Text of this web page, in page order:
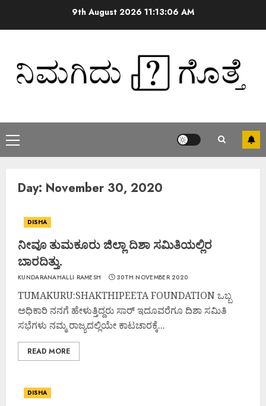
9th August 2026 11:13:06 AM
Day: November 30, 2020
DISHA
ನೀವೂ ತುಮಕೂರು ಜಿಲ್ಲಾ ದಿಶಾ ಸಮಿತಿಯಲ್ಲಿರ
ಬಾರದಿತ್ತು.
KUNDARANAHALLI RAMESH 30TH NOVEMBER 2020
TUMAKURU:SHAKTHIPEETA FOUNDATION ಒಬ್ಬ
ಅಧಿಕಾರಿ ನನಗೆ ಹೇಳುತ್ತಿದ್ದರು ಸಾರ್ ಇದೂವರೆಗೂ ದಿಶಾ ಸಮಿತಿ
ಸಭೆಗಳು ನಮ್ಮ ರಾಜ್ಯದಲ್ಲಿಯೇ ಕಾಟಚಾರಕ್ಕೆ...
READ MORE
DISHA